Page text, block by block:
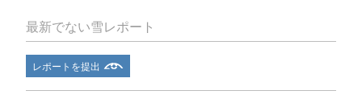
最新でない雪レポート
レポートを提出